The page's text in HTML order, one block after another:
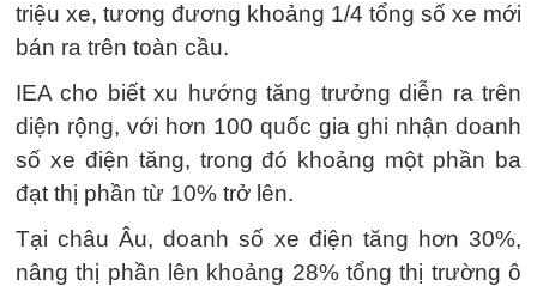
triệu xe, tương đương khoảng 1/4 tổng số xe mới
bán ra trên toàn cầu.
IEA cho biết xu hướng tăng trưởng diễn ra trên
diện rộng, với hơn 100 quốc gia ghi nhận doanh
số xe điện tăng, trong đó khoảng một phần ba
đạt thị phần từ 10% trở lên.
Tại châu Âu, doanh số xe điện tăng hơn 30%,
nâng thị phần lên khoảng 28% tổng thị trường ô